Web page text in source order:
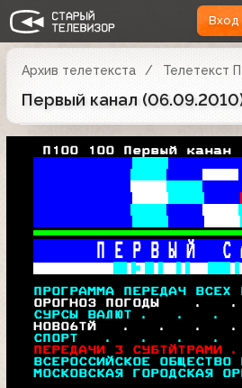
Вход
Архив телетекста Телетекст
Первый канал
   П100 100 Первый канан
П Е Р В Ы Й

ПРОГРАММА ПЕРЕДАЧ
0РОГНОЗ ПОГОДЫ    .
СУРСЫ ВАЛЮТ .   .
НОВО6ТЙ   .   .   .
СПОРТ   .   .   .   .
ПЕРЕДАЧИ 3
ВСЕРОССИЙСКОЕ
МОСКОВСКАЯ ГОРОДСКАЯ